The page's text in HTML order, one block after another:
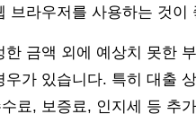
브라우저를 사용하는 것이
한 금액 외에 예상치 못한
우가 있습니다. 특히 대출
료, 보증료, 인지세 등 추